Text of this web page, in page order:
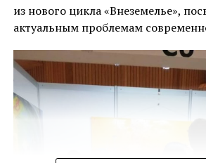
London, Stephen Wiltshire
Telegram, як
повідомляють
численні ЗМІ.
“Кілька людей
додав він.
Ріхтер у своїй
відчуваю, що це
прекрасною
спадкоємністю
поколінь”.
крижаних фігур до абстракцій у
из нового цикла «Внеземелье»,
актуальным проблемам